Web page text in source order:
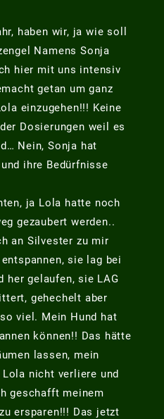
haben wir, ja wie soll
Namens Sonja
hier mit uns intensiv
getan um ganz
einzugehen!!! Keine
Dosierungen weil es
Nein, Sonja hat
ihre Bedürfnisse
ja Lola hatte noch
gezaubert werden..
an Silvester zu mir
sie lag bei
her gelaufen, sie LAG
gehechelt aber
viel. Mein Hund hat
können!! Das hätte
lassen, mein
nicht verliere und
geschafft meinem
ersparen!!! Das jetzt